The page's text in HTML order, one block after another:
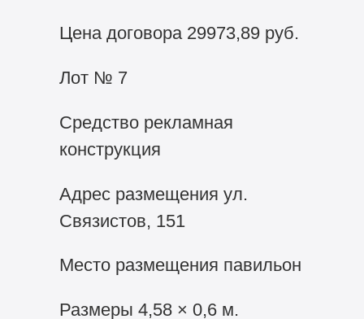
Цена договора 29973,89 руб.
Лот № 7
Средство рекламная
конструкция
Адрес размещения ул.
Связистов, 151
Место размещения павильон
Размеры 4,58 × 0,6 м.